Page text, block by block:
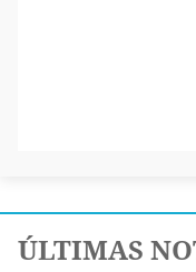
ÚLTIMAS